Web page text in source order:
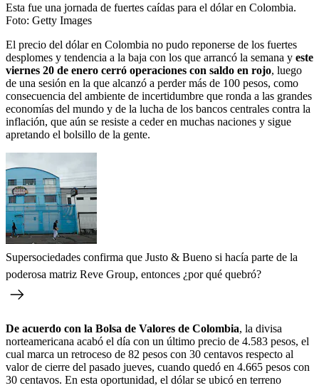
Esta fue una jornada de fuertes caídas para el dólar en Colombia.
Foto: Getty Images
El precio del dólar en Colombia no pudo reponerse de los fuertes
desplomes y tendencia a la baja con los que arrancó la semana y este
viernes 20 de enero cerró operaciones con saldo en rojo, luego
de una sesión en la que alcanzó a perder más de 100 pesos, como
consecuencia del ambiente de incertidumbre que ronda a las grandes
economías del mundo y de la lucha de los bancos centrales contra la
inflación, que aún se resiste a ceder en muchas naciones y sigue
apretando el bolsillo de la gente.
Supersociedades confirma que Justo & Bueno si hacía parte de la
poderosa matriz Reve Group, entonces ¿por qué quebró?
De acuerdo con la Bolsa de Valores de Colombia, la divisa
norteamericana acabó el día con un último precio de 4.583 pesos, el
cual marca un retroceso de 82 pesos con 30 centavos respecto al
valor de cierre del pasado jueves, cuando quedó en 4.665 pesos con
30 centavos. En esta oportunidad, el dólar se ubicó en terreno